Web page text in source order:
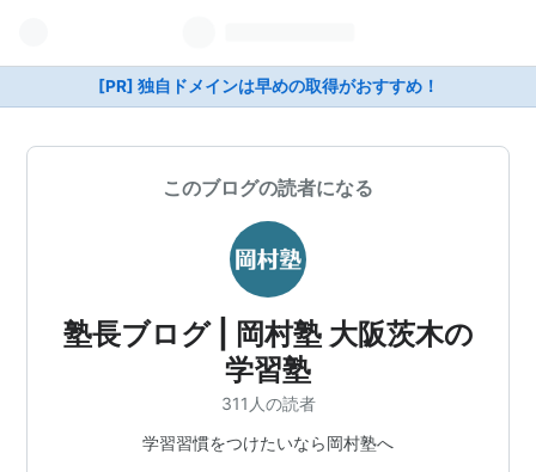
[PR] 独自ドメインは早めの取得がおすすめ！
このブログの読者になる
塾長ブログ | 岡村塾 大阪茨木の
学習塾
311人の読者
学習習慣をつけたいなら岡村塾へ